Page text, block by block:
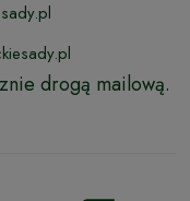
drogą mailową.